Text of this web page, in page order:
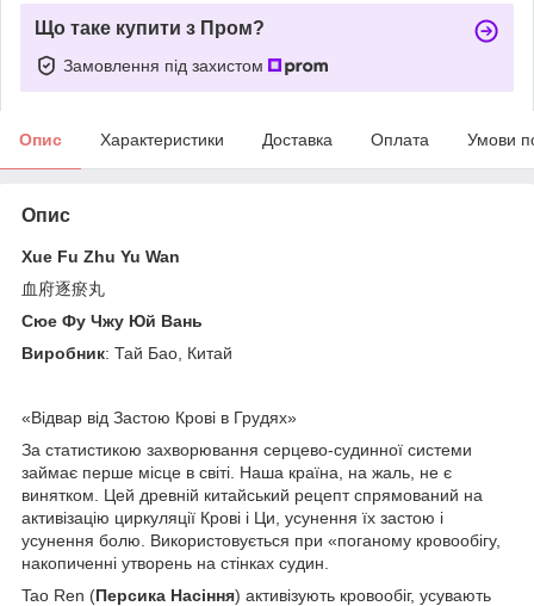
Що таке купити з Пром?
Замовлення під захистом
Опис Характеристики Доставка Оплата Умови
Опис
Xue Fu Zhu Yu Wan
血府逐瘀丸
Сюе Фу Чжу Юй Вань
Виробник: Тай Бао, Китай
«Відвар від Застою Крові в Грудях»
За статистикою захворювання серцево-судинної системи
займає перше місце в світі. Наша країна, на жаль, не є
винятком. Цей древній китайський рецепт спрямований на
активізацію циркуляції Крові і Ци, усунення їх застою і
усунення болю. Використовується при «поганому кровообігу,
накопиченні утворень на стінках судин.
Tao Ren (Персика Насіння) активізують кровообіг, усувають